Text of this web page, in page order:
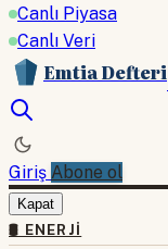
Canlı Piyasa
Canlı Veri
Emtia Defteri
Giriş Abone ol
Kapat
🛢 ENERJI